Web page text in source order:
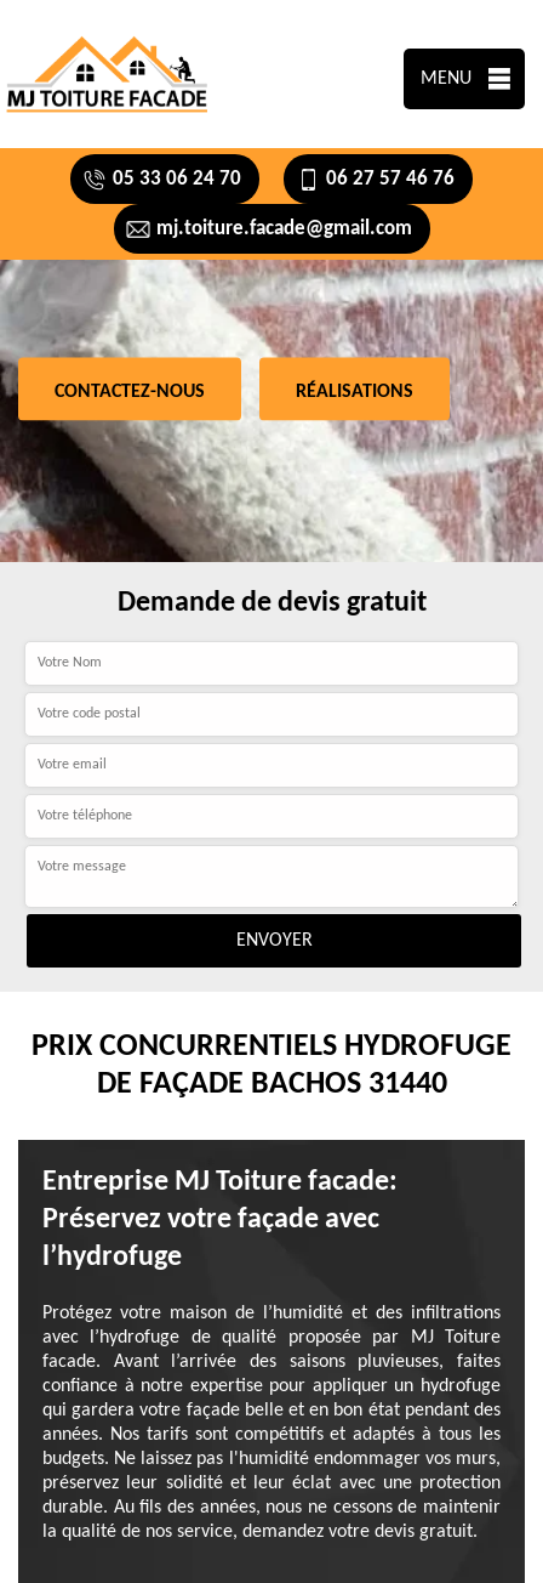
MENU
05 33 06 24 70 06 27 57 46 76
mj.toiture.facade@gmail.com
CONTACTEZ-NOUS RÉALISATIONS
Demande de devis gratuit
PRIX CONCURRENTIELS HYDROFUGE
DE FAÇADE BACHOS 31440
Entreprise MJ Toiture facade:
Préservez votre façade avec
l’hydrofuge
Protégez votre maison de l’humidité et des infiltrations
avec l’hydrofuge de qualité proposée par MJ Toiture
facade. Avant l’arrivée des saisons pluvieuses, faites
confiance à notre expertise pour appliquer un hydrofuge
qui gardera votre façade belle et en bon état pendant des
années. Nos tarifs sont compétitifs et adaptés à tous les
budgets. Ne laissez pas l'humidité endommager vos murs,
préservez leur solidité et leur éclat avec une protection
durable. Au fils des années, nous ne cessons de maintenir
la qualité de nos service, demandez votre devis gratuit.